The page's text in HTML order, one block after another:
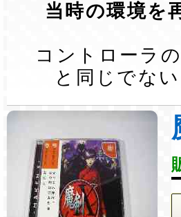
当時の環境を
コントローラ
と同じでな